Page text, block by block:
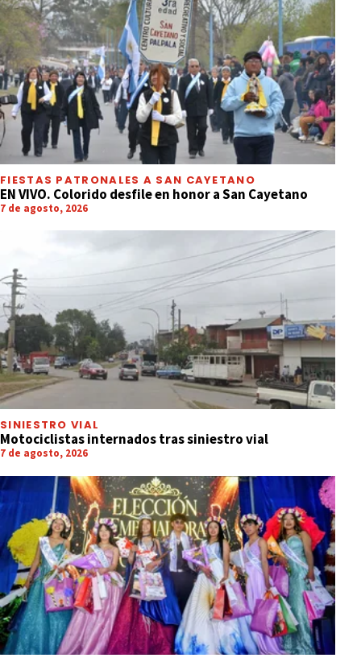
FIESTAS PATRONALES A SAN CAYETANO
EN VIVO. Colorido desfile en honor a San Cayetano
7 de agosto, 2026
SINIESTRO VIAL
Motociclistas internados tras siniestro vial
7 de agosto, 2026